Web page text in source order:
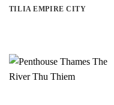
TILIA EMPIRE CITY